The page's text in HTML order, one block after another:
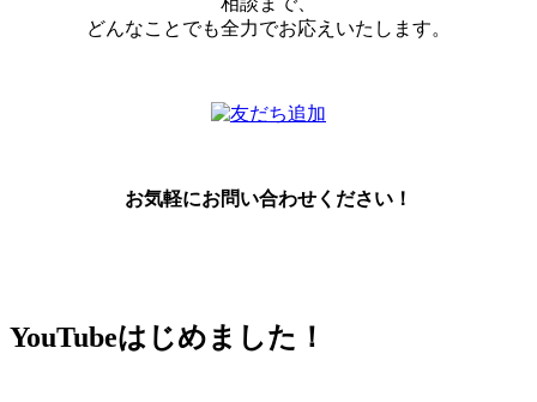
どんなことでも全力でお応えいたします。
お気軽にお問い合わせください！
YouTubeはじめました！